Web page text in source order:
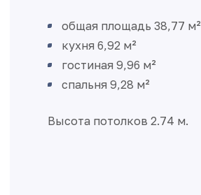
общая площадь 38,77 м²
кухня 6,92 м²
гостиная 9,96 м²
спальня 9,28 м²
Высота потолков 2.74 м.